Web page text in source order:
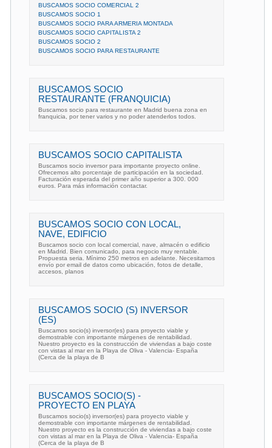
BUSCAMOS SOCIO COMERCIAL 2
BUSCAMOS SOCIO 1
BUSCAMOS SOCIO PARA ARMERIA MONTADA
BUSCAMOS SOCIO CAPITALISTA 2
BUSCAMOS SOCIO 2
BUSCAMOS SOCIO PARA RESTAURANTE
BUSCAMOS SOCIO
RESTAURANTE (FRANQUICIA)
Buscamos socio para restaurante en Madrid buena zona en
franquicia, por tener varios y no poder atenderlos todos.
BUSCAMOS SOCIO CAPITALISTA
Buscamos socio inversor para importante proyecto online.
Ofrecemos alto porcentaje de participación en la sociedad.
Facturación esperada del primer año superior a 300. 000
euros. Para más información contactar.
BUSCAMOS SOCIO CON LOCAL,
NAVE, EDIFICIO
Buscamos socio con local comercial, nave, almacén o edificio
en Madrid. Bien comunicado, para negocio muy rentable.
Propuesta seria. Mínimo 250 metros en adelante. Necesitamos
envío por email de datos como ubicación, fotos de detalle,
accesos, planos
BUSCAMOS SOCIO (S) INVERSOR
(ES)
Buscamos socio(s) inversor(es) para proyecto viable y
demostrable con importante márgenes de rentabilidad.
Nuestro proyecto es la construcción de viviendas a bajo coste
con vistas al mar en la Playa de Oliva - Valencia- España
(Cerca de la playa de B
BUSCAMOS SOCIO(S) -
PROYECTO EN PLAYA
Buscamos socio(s) inversor(es) para proyecto viable y
demostrable con importante márgenes de rentabilidad.
Nuestro proyecto es la construcción de viviendas a bajo coste
con vistas al mar en la Playa de Oliva - Valencia- España
(Cerca de la playa de B